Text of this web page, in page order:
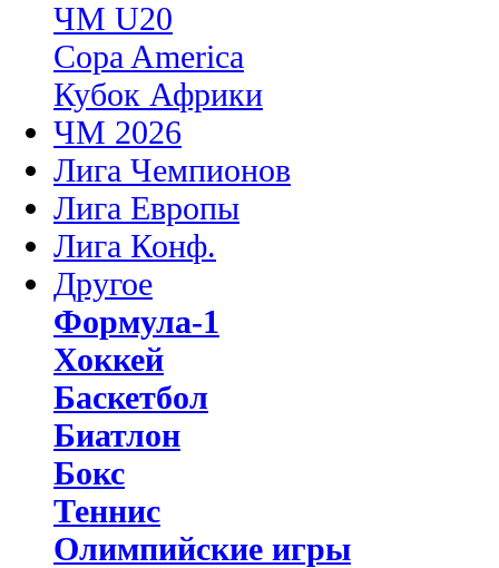
ЧМ U20
Copa America
Кубок Африки
ЧМ 2026
Лига Чемпионов
Лига Европы
Лига Конф.
Другое
Формула-1
Хоккей
Баскетбол
Биатлон
Бокс
Теннис
Олимпийские игры